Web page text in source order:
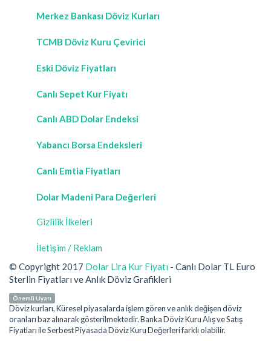
Merkez Bankası Döviz Kurları
TCMB Döviz Kuru Çevirici
Eski Döviz Fiyatları
Canlı Sepet Kur Fiyatı
Canlı ABD Dolar Endeksi
Yabancı Borsa Endeksleri
Canlı Emtia Fiyatları
Dolar Madeni Para Değerleri
Gizlilik İlkeleri
İletişim / Reklam
© Copyright 2017 Dolar Lira Kur Fiyatı - Canlı Dolar TL Euro
Sterlin Fiyatları ve Anlık Döviz Grafikleri
Önemli Uyarı
Döviz kurları, Küresel piyasalarda işlem gören ve anlık değişen döviz
oranları baz alınarak gösterilmektedir. Banka Döviz Kuru Alış ve Satış
Fiyatları ile Serbest Piyasada Döviz Kuru Değerleri farklı olabilir.